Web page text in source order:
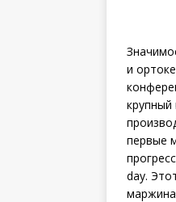
и
крупный
первые
day.